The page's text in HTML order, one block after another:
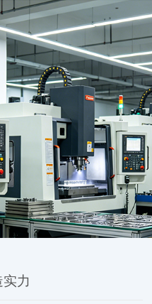
力